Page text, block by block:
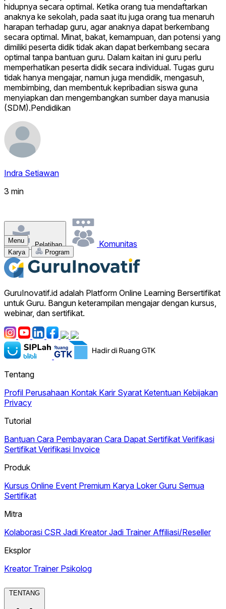
hidupnya secara optimal. Ketika orang tua mendaftarkan
anaknya ke sekolah, pada saat itu juga orang tua menaruh
harapan terhadap guru, agar anaknya dapat berkembang
secara optimal. Minat, bakat, kemampuan, dan potensi yang
dimiliki peserta didik tidak akan dapat berkembang secara
optimal tanpa bantuan guru. Dalam kaitan ini guru perlu
memperhatikan peserta didik secara individual. Tugas guru
tidak hanya mengajar, namun juga mendidik, mengasuh,
membimbing, dan membentuk kepribadian siswa guna
menyiapkan dan mengembangkan sumber daya manusia
(SDM).Pendidikan
Indra Setiawan
3 min
Pelatihan Komunitas
Menu
Karya
Program
GuruInovatif.id adalah Platform Online Learning Bersertifikat
untuk Guru. Bangun keterampilan mengajar dengan kursus,
webinar, dan sertifikat.
Tentang
Profil Perusahaan Kontak Karir Syarat Ketentuan Kebijakan
Privacy
Tutorial
Bantuan Cara Pembayaran Cara Dapat Sertifikat Verifikasi
Sertifikat Verifikasi Invoice
Produk
Kursus Online Event Premium Karya Loker Guru Semua
Sertifikat
Mitra
Kolaborasi CSR Jadi KreatorJadi Trainer Affiliasi/Reseller
Eksplor
Kreator Trainer Psikolog
TENTANG